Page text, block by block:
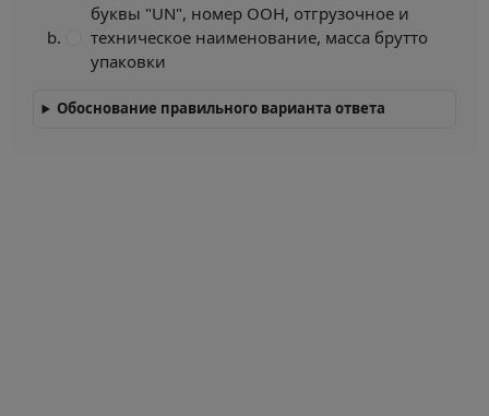
буквы "UN", номер ООН, отгрузочное и
техническое наименование, масса брутто
упаковки
Обоснование правильного варианта ответа